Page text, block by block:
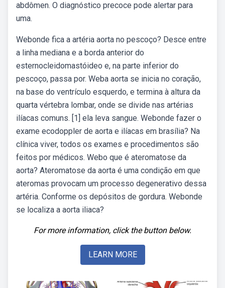
abdômen. O diagnóstico precoce pode alertar para
uma.
Webonde fica a artéria aorta no pescoço? Desce entre
a linha mediana e a borda anterior do
esternocleidomastóideo e, na parte inferior do
pescoço, passa por. Weba aorta se inicia no coração,
na base do ventrículo esquerdo, e termina à altura da
quarta vértebra lombar, onde se divide nas artérias
ilíacas comuns. [1] ela leva sangue. Webonde fazer o
exame ecodoppler de aorta e ilíacas em brasília? Na
clínica viver, todos os exames e procedimentos são
feitos por médicos. Webo que é ateromatose da
aorta? Ateromatose da aorta é uma condição em que
ateromas provocam um processo degenerativo dessa
artéria. Conforme os depósitos de gordura. Webonde
se localiza a aorta iliaca?
For more information, click the button below.
LEARN MORE